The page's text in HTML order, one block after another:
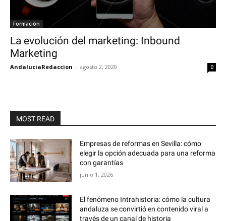
Formación
La evolución del marketing: Inbound
Marketing
AndaluciaRedaccion - agosto 2, 2020 0
MOST READ
Empresas de reformas en Sevilla: cómo
elegir la opción adecuada para una reforma
con garantías
junio 1, 2026
El fenómeno Intrahistoria: cómo la cultura
andaluza se convirtió en contenido viral a
través de un canal de historia